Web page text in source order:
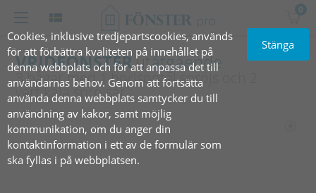
Cookies, inklusive tredjepartscookies, används
för att förbättra kvaliteten på innehållet på
denna webbplats och för att anpassa det till
användarnas behov. Genom att fortsätta
använda denna webbplats samtycker du till
användning av kakor, samt möjlig
kommunikation, om du anger din
kontaktinformation i ett av de formulär som
ska fyllas i på webbplatsen.
Stänga
0
VRIDFÖNSTERutåtgående
3 bågar med 1 horisontal spröjs och 2
vertikala spröjsar